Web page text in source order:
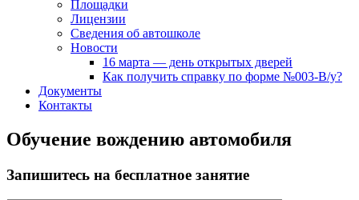
Площадки
Лицензии
Сведения об автошколе
Новости
16 марта — день открытых дверей
Как получить справку по форме №003-В/у?
Документы
Контакты
Обучение вождению автомобиля
Запишитесь на бесплатное занятие